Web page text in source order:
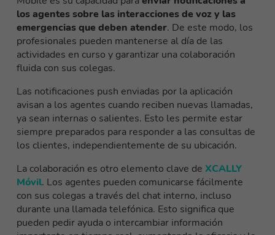
los agentes sobre las interacciones de voz y las
emergencias que deben atender. De este modo, los
profesionales pueden mantenerse al día de las
actividades en curso y garantizar una colaboración
fluida con sus colegas.
Las notificaciones push enviadas por la aplicación
avisan a los agentes cuando reciben nuevas llamadas,
ya sean internas o salientes. Esto les permite estar
siempre preparados para responder a las consultas de
los clientes, independientemente de su ubicación.
La colaboración es otro elemento clave de XCALLY
Móvil. Los agentes pueden comunicarse fácilmente
con sus colegas a través del chat interno, incluso
durante una llamada telefónica. Esto significa que
pueden pedir ayuda o intercambiar información